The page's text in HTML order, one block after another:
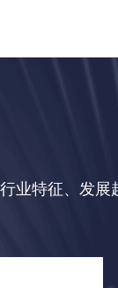
业特征、发展